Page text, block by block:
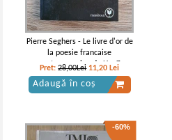
Pierre Seghers - Le livre d'or de
la poesie francaise
contemporaine de H a Z
Pret:28,00Lei 11,20 Lei
Adaugă în coș
-60%